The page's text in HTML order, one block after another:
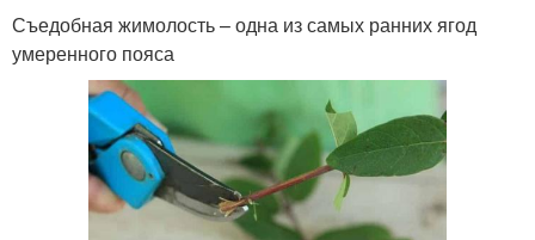
Съедобная жимолость – одна из самых ранних ягод
умеренного пояса